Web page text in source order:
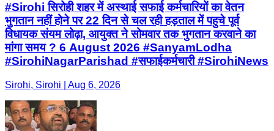
#Sirohi सिरोही शहर में अस्थाई सफाई कर्मचारियों का वेतन
भुगतान नहीं होने पर 22 दिन से चल रही हड़ताल में पहुचे पूर्व
विधायक संयम लोढ़ा, आयुक्त ने सोमवार तक भुगतान करवाने का
मांगा समय ? 6 August 2026 #SanyamLodha
#SirohiNagarParishad #सफाईकर्मचारी #SirohiNews
Sirohi, Sirohi | Aug 6, 2026